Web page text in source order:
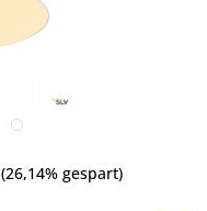
(26,14% gespart)